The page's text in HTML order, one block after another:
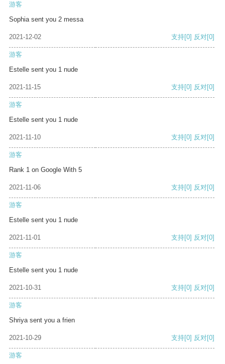
游客
Sophia sent you 2 messa
2021-12-02 支持[0] 反对[0]
游客
Estelle sent you 1 nude
2021-11-15 支持[0] 反对[0]
游客
Estelle sent you 1 nude
2021-11-10 支持[0] 反对[0]
游客
Rank 1 on Google With 5
2021-11-06 支持[0] 反对[0]
游客
Estelle sent you 1 nude
2021-11-01 支持[0] 反对[0]
游客
Estelle sent you 1 nude
2021-10-31 支持[0] 反对[0]
游客
Shriya sent you a frien
2021-10-29 支持[0] 反对[0]
游客